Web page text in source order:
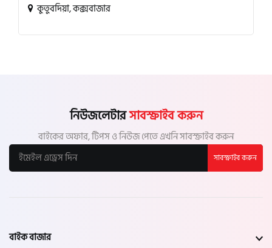
কুতুবদিয়া, কক্সবাজার
নিউজলেটারসাবস্ক্রাইব করুন
বাইকের অফার, টিপস ও নিউজ পেতে এখনি সাবস্ক্রাইব করুন
সাবস্ক্রাইব করুন
বাইক বাজার